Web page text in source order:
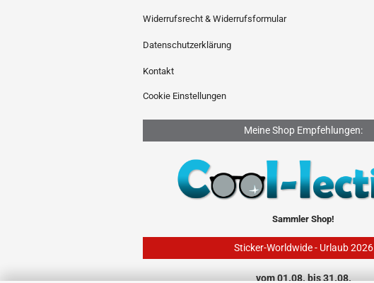
Widerrufsrecht & Widerrufsformular
Datenschutzerklärung
Kontakt
Cookie Einstellungen
Meine Shop Empfehlungen:
Sammler Shop!
Sticker-Worldwide - Urlaub 2026
vom 01.08. bis 31.08.